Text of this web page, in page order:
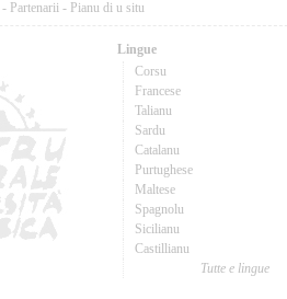
- Partenarii - Pianu di u situ
Lingue
Corsu
Francese
Talianu
Sardu
Catalanu
Purtughese
Maltese
Spagnolu
Sicilianu
Castillianu
Tutte e lingue